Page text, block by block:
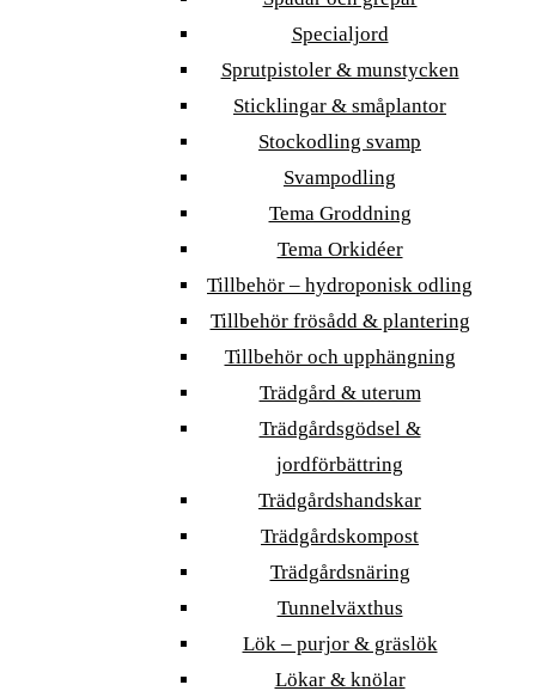
Specialjord
Sprutpistoler & munstycken
Sticklingar & småplantor
Stockodling svamp
Svampodling
Tema Groddning
Tema Orkidéer
Tillbehör – hydroponisk odling
Tillbehör frösådd & plantering
Tillbehör och upphängning
Trädgård & uterum
Trädgårdsgödsel &
jordförbättring
Trädgårdshandskar
Trädgårdskompost
Trädgårdsnäring
Tunnelväxthus
Lök – purjor & gräslök
Lökar & knölar